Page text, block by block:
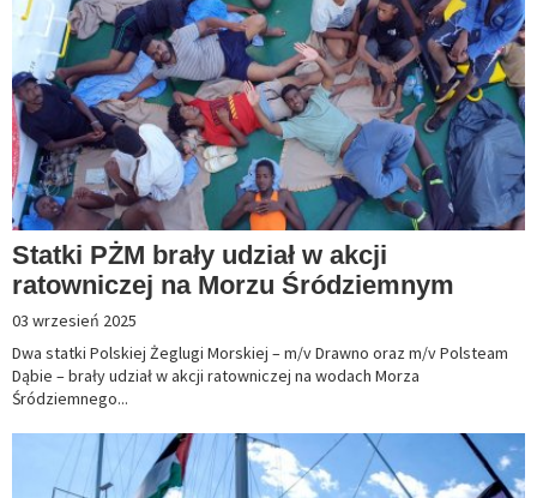
Statki PŻM brały udział w akcji
ratowniczej na Morzu Śródziemnym
03 wrzesień 2025
Dwa statki Polskiej Żeglugi Morskiej – m/v Drawno oraz m/v Polsteam
Dąbie – brały udział w akcji ratowniczej na wodach Morza
Śródziemnego...